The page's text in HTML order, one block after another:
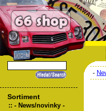
Sortiment
:: - News/novinky -
-